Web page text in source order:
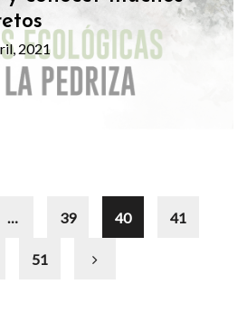
2021
… 39 40 41
51